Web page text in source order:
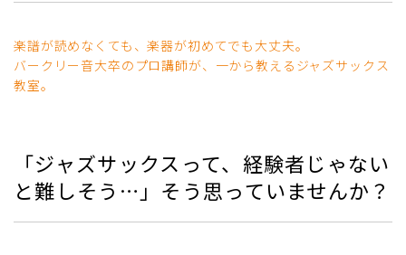
楽譜が読めなくても、楽器が初めてでも大丈夫。
バークリー音大卒のプロ講師が、一から教えるジャズサックス
教室。
「ジャズサックスって、経験者じゃない
と難しそう…」そう思っていませんか？